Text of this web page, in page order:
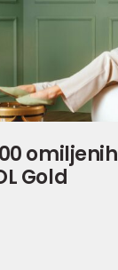
omiljenih
Gold